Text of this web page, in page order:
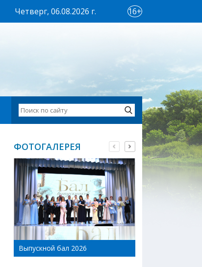
Четверг, 06.08.2026 г. 16+
ФОТОГАЛЕРЕЯ
Выпускной бал 2026